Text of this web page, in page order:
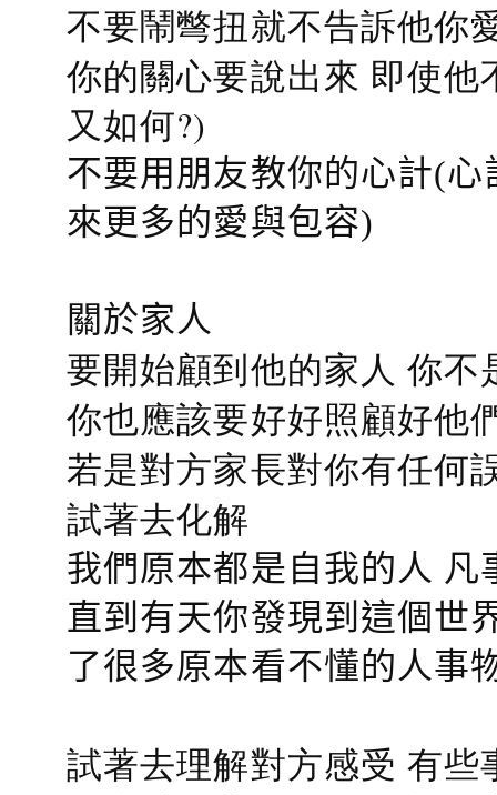
不要鬧彆扭就不告訴他你
你的關心要說出來 即使
又如何?)
不要用朋友教你的心計(
來更多的愛與包容)
關於家人
要開始顧到他的家人 你
你也應該要好好照顧好他
若是對方家長對你有任何
試著去化解
我們原本都是自我的人
直到有天你發現到這個世
了很多原本看不懂的人事
試著去理解對方感受 有